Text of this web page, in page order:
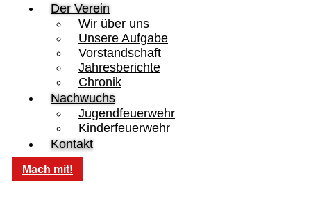
Der Verein
Wir über uns
Unsere Aufgabe
Vorstandschaft
Jahresberichte
Chronik
Nachwuchs
Jugendfeuerwehr
Kinderfeuerwehr
Kontakt
Mach mit!